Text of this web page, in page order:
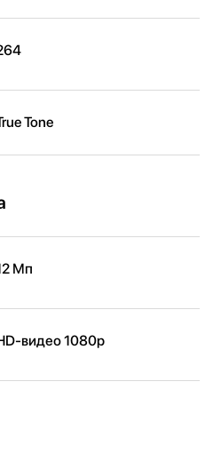
Tone
Мп
видео 1080p